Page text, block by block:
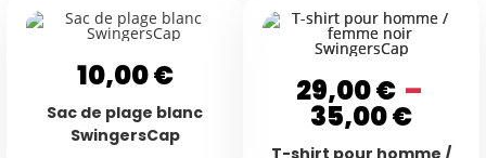
10,00€
Sac de plage blanc
SwingersCap
29,00€ –
35,00€